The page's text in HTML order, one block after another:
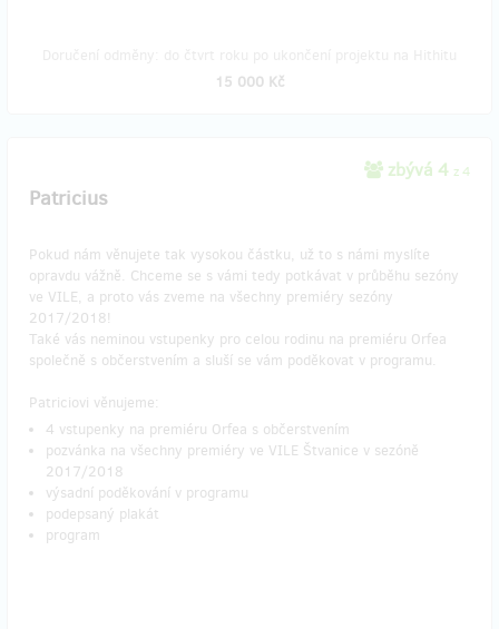
15 000 Kč
zbývá 4 z 4
Patricius
Pokud nám věnujete tak vysokou částku, už to s námi myslíte
opravdu vážně. Chceme se s vámi tedy potkávat v průběhu sezóny
ve VILE, a proto vás zveme na všechny premiéry sezóny
2017/2018!
Také vás neminou vstupenky pro celou rodinu na premiéru Orfea
společně s občerstvením a sluší se vám poděkovat v programu.
Patriciovi věnujeme:
4 vstupenky na premiéru Orfea s občerstvením
pozvánka na všechny premiéry ve VILE Štvanice v sezóně
2017/2018
výsadní poděkování v programu
podepsaný plakát
program